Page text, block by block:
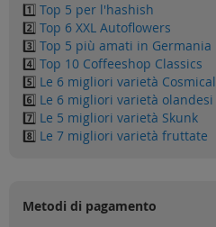
1️⃣ Top 5 per l'hashish
2️⃣ Top 6 XXL Autoflowers
3️⃣ Top 5 più amati in Germania
4️⃣ Top 10 Coffeeshop Classics
5️⃣ Le 6 migliori varietà Cosmical
6️⃣ Le 6 migliori varietà olandesi
7️⃣ Le 5 migliori varietà Skunk
8️⃣ Le 7 migliori varietà fruttate
Metodi di pagamento